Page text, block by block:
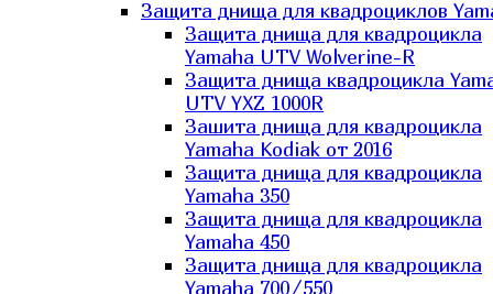
Защита днища для квадроциклов
Защита днища для квадроцикла
Yamaha UTV Wolverine-R
Защита днища квадроцикла
UTV YXZ 1000R
Зашита днища для квадроцикла
Yamaha Kodiak от 2016
Защита днища для квадроцикла
Yamaha 350
Защита днища для квадроцикла
Yamaha 450
Защита днища для квадроцикла
Yamaha 700/550